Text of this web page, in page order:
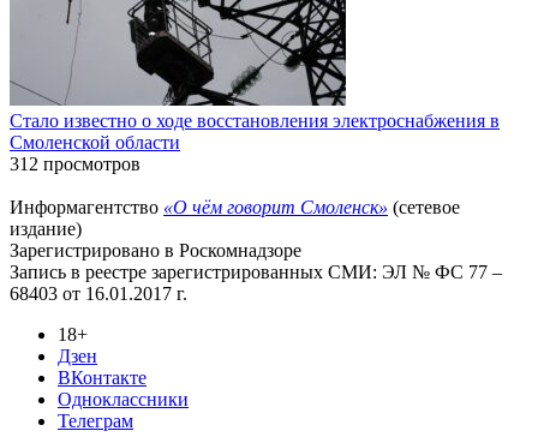
Стало известно о ходе восстановления электроснабжения в
Смоленской области
312 просмотров
Информагентство «О чём говорит Смоленск» (сетевое
издание)
Зарегистрировано в Роскомнадзоре
Запись в реестре зарегистрированных СМИ: ЭЛ № ФС 77 –
68403 от 16.01.2017 г.
18+
Дзен
ВКонтакте
Одноклассники
Телеграм